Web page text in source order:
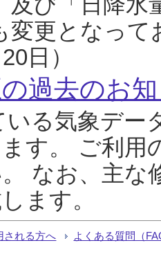
変更となっ
日）
過去のお
る気象デー
す。 ご利用
なお、主な
ます。
される方へ よくある質問（